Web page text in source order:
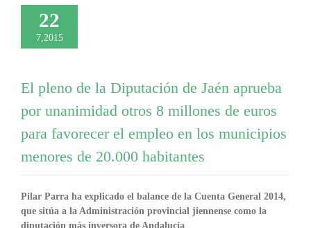
22
7,2015
El pleno de la Diputación de Jaén aprueba
por unanimidad otros 8 millones de euros
para favorecer el empleo en los municipios
menores de 20.000 habitantes
Pilar Parra ha explicado el balance de la Cuenta General 2014,
que sitúa a la Administración provincial jiennense como la
diputación más inversora de Andalucía